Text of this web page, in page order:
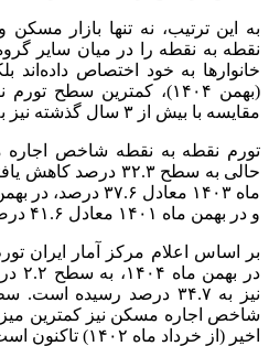
به این ترتیب، نه تنها بازار مسکن
نقطه به نقطه را در میان سایر
خانوارها به خود اختصاص داده‌اند
(بهمن ۱۴۰۴)، کمترین سطح
مقایسه با بیش از ۳ سال گذشته نیز به ثبت رسیده است.
حالی به سطح ۳۲.۳
و در بهمن ماه ۱۴۰۱ معادل ۴۱.۶ درصد بوده است.
بر اساس اعلام مرکز آمار ایران
در
اخیر (از خرداد ماه ۱۴۰۲) تاکنون است.